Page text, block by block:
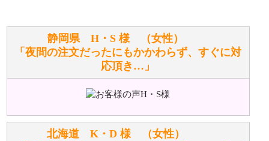
お任せください！それは当店が謡っています「おも
てなしの心」で対応させていただきます。
シュタイフのぬいぐるみは洗濯できますか？ ぬいぐ
るみのお手入れ方法を教えてください。
詳しくはこちら をご覧ください。
静岡県 H・S 様 （女性）
「夜間の注文だったにもかかわらず、すぐに対
応頂き…」
北海道 K・D 様 （女性）